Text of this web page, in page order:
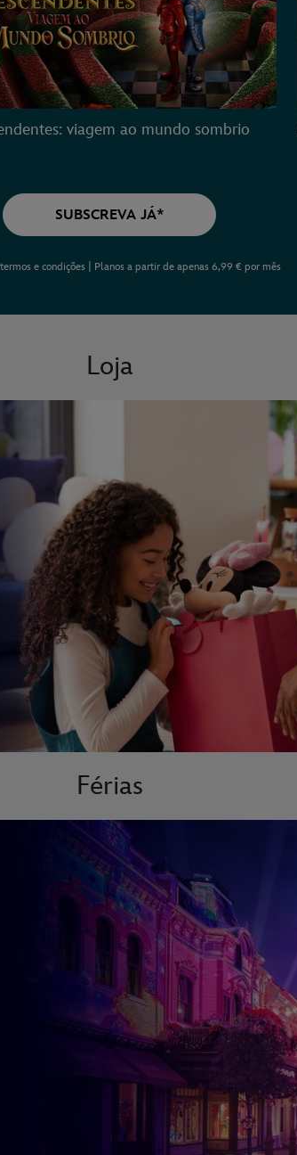
viagem ao mundo sombrio
SUBSCREVA JÁ*
e condições | Planos a partir de apenas 6,99 € por mês
Loja
Férias